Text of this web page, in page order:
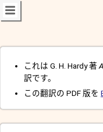
これは G. H. Hardy 著
訳です。
この翻訳の PDF 版を